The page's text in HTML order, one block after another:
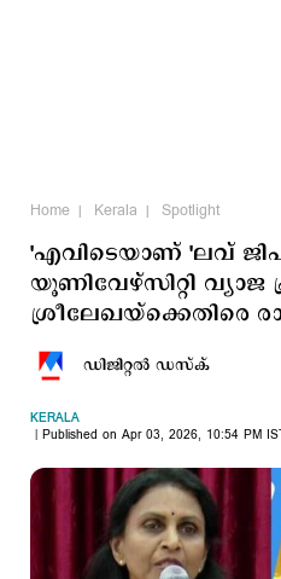
Home Kerala Spotlight
'എവിടെയാണ് 'ലവ്
യൂണിവേഴ്സിറ്റി വ്യാജ
ശ്രീലേഖയ്​ക്കെതിരെ
ഡിജിറ്റല്‍ ഡസ്ക്
KERALA
Published on Apr 03, 2026, 10:54 PM